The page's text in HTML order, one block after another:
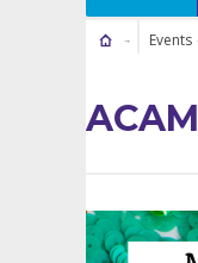
Events
ACAM